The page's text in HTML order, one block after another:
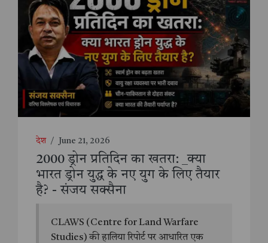
देश / June 21, 2026
2000 ड्रोन प्रतिदिन का खतरा: _क्या
भारत ड्रोन युद्ध के नए युग के लिए तैयार
है? - संजय सक्सैना
CLAWS (Centre for Land Warfare
Studies) की हालिया रिपोर्ट पर आधारित एक